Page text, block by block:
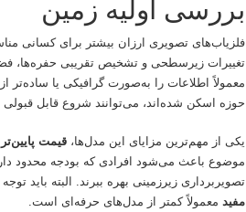
بررسی اولیه زمین
فلزیاب‌های تصویری ارزان بیشتر برای کسانی
تغییرات زیرسطحی و تشخیص تقریبی حفره‌ها،
معمولاً اطلاعات را به‌صورت گرافیکی یا ساده‌تر
حوزه اسکن شده‌اند، می‌توانند شروع قابل قبولی
یکی از مهم‌ترین مزایای این مدل‌ها، قیمت
موضوع باعث می‌شود افرادی که بودجه محدود
تصویربرداری زیرزمینی بهره ببرند. البته باید
مفید معمولاً کمتر از مدل‌های حرفه‌ای است.